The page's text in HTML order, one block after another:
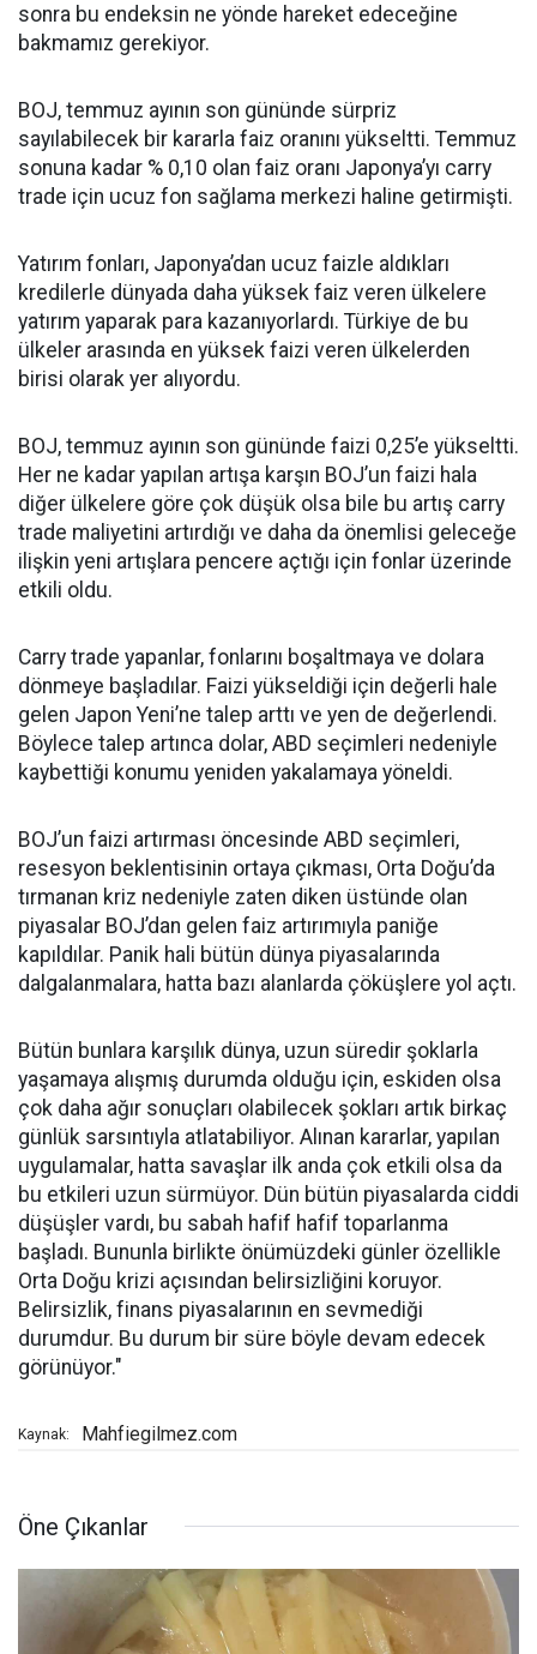
sonra bu endeksin ne yönde hareket edeceğine
bakmamız gerekiyor.
BOJ, temmuz ayının son gününde sürpriz
sayılabilecek bir kararla faiz oranını yükseltti. Temmuz
sonuna kadar % 0,10 olan faiz oranı Japonya’yı carry
trade için ucuz fon sağlama merkezi haline getirmişti.
Yatırım fonları, Japonya’dan ucuz faizle aldıkları
kredilerle dünyada daha yüksek faiz veren ülkelere
yatırım yaparak para kazanıyorlardı. Türkiye de bu
ülkeler arasında en yüksek faizi veren ülkelerden
birisi olarak yer alıyordu.
BOJ, temmuz ayının son gününde faizi 0,25’e yükseltti.
Her ne kadar yapılan artışa karşın BOJ’un faizi hala
diğer ülkelere göre çok düşük olsa bile bu artış carry
trade maliyetini artırdığı ve daha da önemlisi geleceğe
ilişkin yeni artışlara pencere açtığı için fonlar üzerinde
etkili oldu.
Carry trade yapanlar, fonlarını boşaltmaya ve dolara
dönmeye başladılar. Faizi yükseldiği için değerli hale
gelen Japon Yeni’ne talep arttı ve yen de değerlendi.
Böylece talep artınca dolar, ABD seçimleri nedeniyle
kaybettiği konumu yeniden yakalamaya yöneldi.
BOJ’un faizi artırması öncesinde ABD seçimleri,
resesyon beklentisinin ortaya çıkması, Orta Doğu’da
tırmanan kriz nedeniyle zaten diken üstünde olan
piyasalar BOJ’dan gelen faiz artırımıyla paniğe
kapıldılar. Panik hali bütün dünya piyasalarında
dalgalanmalara, hatta bazı alanlarda çöküşlere yol açtı.
Bütün bunlara karşılık dünya, uzun süredir şoklarla
yaşamaya alışmış durumda olduğu için, eskiden olsa
çok daha ağır sonuçları olabilecek şokları artık birkaç
günlük sarsıntıyla atlatabiliyor. Alınan kararlar, yapılan
uygulamalar, hatta savaşlar ilk anda çok etkili olsa da
bu etkileri uzun sürmüyor. Dün bütün piyasalarda ciddi
düşüşler vardı, bu sabah hafif hafif toparlanma
başladı. Bununla birlikte önümüzdeki günler özellikle
Orta Doğu krizi açısından belirsizliğini koruyor.
Belirsizlik, finans piyasalarının en sevmediği
durumdur. Bu durum bir süre böyle devam edecek
görünüyor."
Kaynak: Mahfiegilmez.com
Öne Çıkanlar